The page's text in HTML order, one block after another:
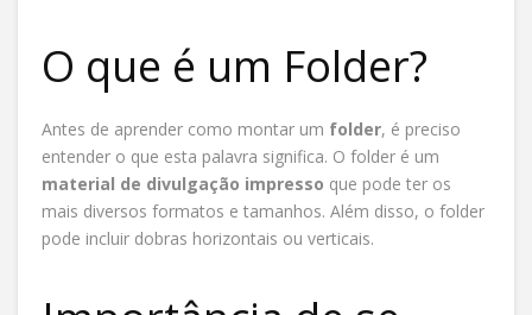
O que é um Folder?
Antes de aprender como montar um folder, é preciso
entender o que esta palavra significa. O folder é um
material de divulgação impresso que pode ter os
mais diversos formatos e tamanhos. Além disso, o folder
pode incluir dobras horizontais ou verticais.